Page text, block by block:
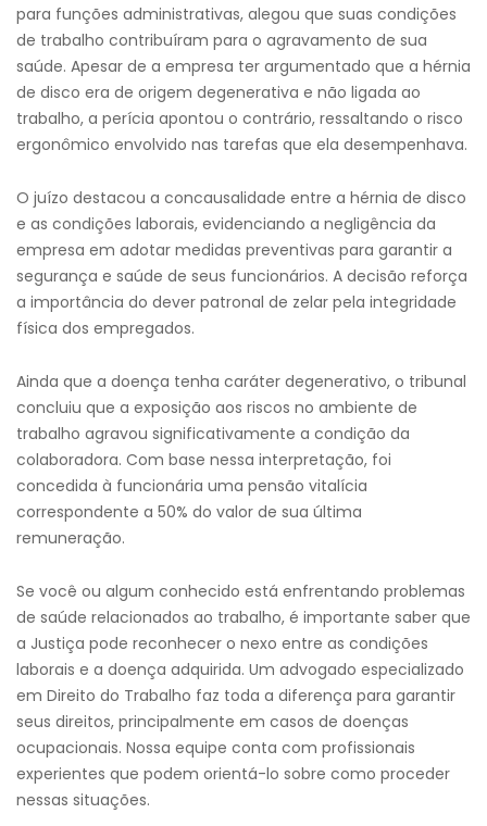
para funções administrativas, alegou que suas condições
de trabalho contribuíram para o agravamento de sua
saúde. Apesar de a empresa ter argumentado que a hérnia
de disco era de origem degenerativa e não ligada ao
trabalho, a perícia apontou o contrário, ressaltando o risco
ergonômico envolvido nas tarefas que ela desempenhava.
O juízo destacou a concausalidade entre a hérnia de disco
e as condições laborais, evidenciando a negligência da
empresa em adotar medidas preventivas para garantir a
segurança e saúde de seus funcionários. A decisão reforça
a importância do dever patronal de zelar pela integridade
física dos empregados.
Ainda que a doença tenha caráter degenerativo, o tribunal
concluiu que a exposição aos riscos no ambiente de
trabalho agravou significativamente a condição da
colaboradora. Com base nessa interpretação, foi
concedida à funcionária uma pensão vitalícia
correspondente a 50% do valor de sua última
remuneração.
Se você ou algum conhecido está enfrentando problemas
de saúde relacionados ao trabalho, é importante saber que
a Justiça pode reconhecer o nexo entre as condições
laborais e a doença adquirida. Um advogado especializado
em Direito do Trabalho faz toda a diferença para garantir
seus direitos, principalmente em casos de doenças
ocupacionais. Nossa equipe conta com profissionais
experientes que podem orientá-lo sobre como proceder
nessas situações.